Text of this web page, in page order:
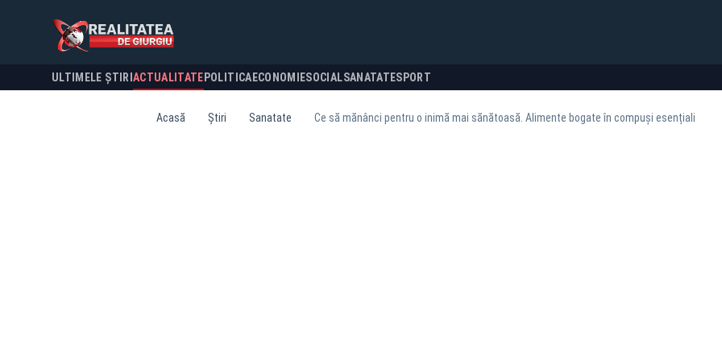
ULTIMELE ȘTIRI ACTUALITATE POLITICA ECONOMIESOCIALSANATATESPORT
Acasă Știri Sanatate Ce să mănânci pentru o inimă mai sănătoasă. Alimente bogate în compuși esențiali